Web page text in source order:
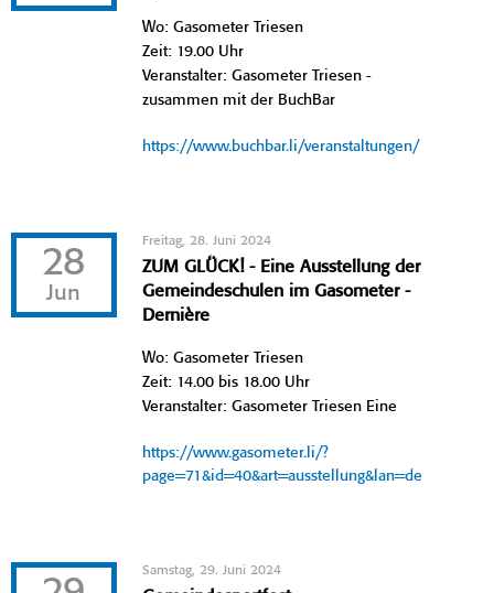
Wo: Gasometer Triesen
Zeit: 19.00 Uhr
Veranstalter: Gasometer Triesen -
zusammen mit der BuchBar
https://www.buchbar.li/veranstaltungen/
28
Jun
Freitag, 28. Juni 2024
ZUM GLÜCK! - Eine Ausstellung der
Gemeindeschulen im Gasometer -
Dernière
Wo: Gasometer Triesen
Zeit: 14.00 bis 18.00 Uhr
Veranstalter: Gasometer Triesen Eine
https://www.gasometer.li/?
page=71&id=40&art=ausstellung&lan=de
Samstag, 29. Juni 2024